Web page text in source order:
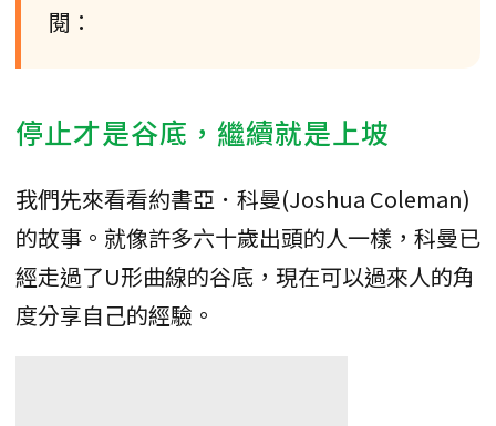
閱：
停止才是谷底，繼續就是上坡
我們先來看看約書亞．科曼(Joshua Coleman)
的故事。就像許多六十歲出頭的人一樣，科曼已
經走過了U形曲線的谷底，現在可以過來人的角
度分享自己的經驗。